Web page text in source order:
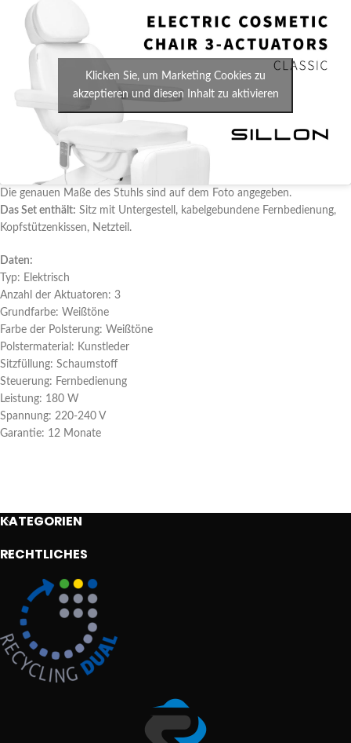
Klicken Sie, um Marketing Cookies zu
akzeptieren und diesen Inhalt zu aktivieren
Die genauen Maße des Stuhls sind auf dem Foto angegeben.
Das Set enthält: Sitz mit Untergestell, kabelgebundene Fernbedienung,
Kopfstützenkissen, Netzteil.
Daten:
Typ: Elektrisch
Anzahl der Aktuatoren: 3
Grundfarbe: Weißtöne
Farbe der Polsterung: Weißtöne
Polstermaterial: Kunstleder
Sitzfüllung: Schaumstoff
Steuerung: Fernbedienung
Leistung: 180 W
Spannung: 220-240 V
Garantie: 12 Monate
KATEGORIEN
RECHTLICHES